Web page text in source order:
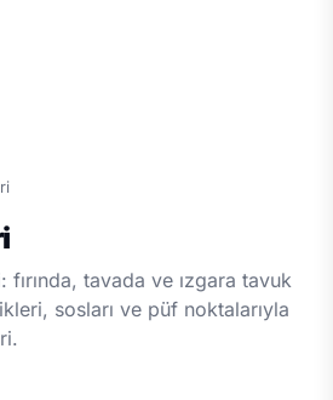
tavada ve ızgara tavuk
sosları ve püf noktalarıyla